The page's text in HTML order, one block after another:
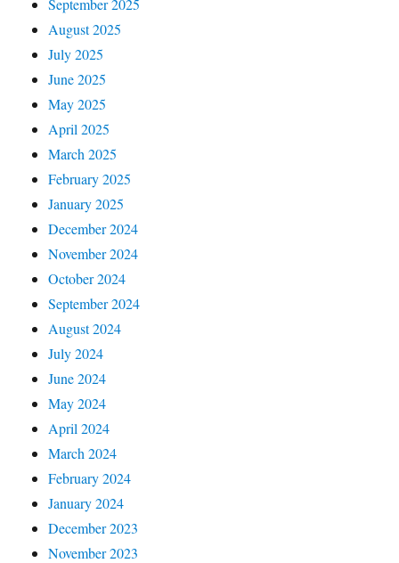
August 2025
July 2025
June 2025
May 2025
April 2025
March 2025
February 2025
January 2025
December 2024
November 2024
October 2024
September 2024
August 2024
July 2024
June 2024
May 2024
April 2024
March 2024
February 2024
January 2024
December 2023
November 2023